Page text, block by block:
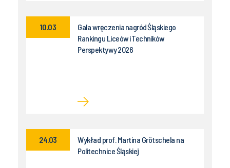
Gala wręczenia nagród Śląskiego
Rankingu Liceów i Techników
Perspektywy 2026
10.03
Wykład prof. Martina Grötschela na
Politechnice Śląskiej
24.03